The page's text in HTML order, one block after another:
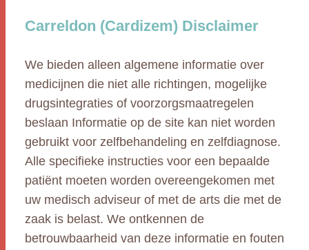
Carreldon (Cardizem) Disclaimer
We bieden alleen algemene informatie over
medicijnen die niet alle richtingen, mogelijke
drugsintegraties of voorzorgsmaatregelen
beslaan Informatie op de site kan niet worden
gebruikt voor zelfbehandeling en zelfdiagnose.
Alle specifieke instructies voor een bepaalde
patiënt moeten worden overeengekomen met
uw medisch adviseur of met de arts die met de
zaak is belast. We ontkennen de
betrouwbaarheid van deze informatie en fouten